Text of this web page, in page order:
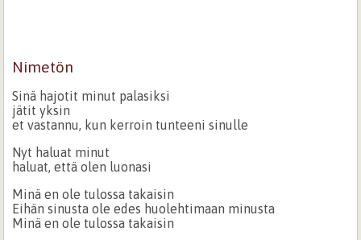
Nimetön
Sinä hajotit minut palasiksi
jätit yksin
et vastannu, kun kerroin tunteeni sinulle
Nyt haluat minut
haluat, että olen luonasi
Minä en ole tulossa takaisin
Eihän sinusta ole edes huolehtimaan minusta
Minä en ole tulossa takaisin